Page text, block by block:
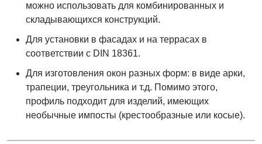
можно использовать для комбинированных и
складывающихся конструкций.
Для установки в фасадах и на террасах в
соответствии с DIN 18361.
Для изготовления окон разных форм: в виде арки,
трапеции, треугольника и т.д. Помимо этого,
профиль подходит для изделий, имеющих
необычные импосты (крестообразные или косые).